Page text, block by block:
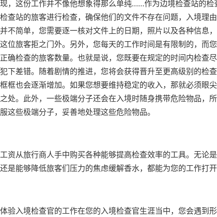
，这份工作并不像他想象得那么单纯……作为边境检查站的检
查站的旅客进行检查，确保他们的文件不存在问题，入境理
不简单，您需要逐一核对文件上的日期，照片以及各种信息
位旅客拒之门外。另外，您每天的工作时间是有限制的，而
确检查的旅客数量。也就是说，您既要在规定的时间内检查
下差错。随着剧情的推进，您将会获得晋升至更高级别的检
框也会逐渐增加。如果您想要维持稳定的收入，那就必须眼
处。此外，一些极端分子还会在入境时随身携带危险物品，
这些极端分子，妥善地处理这些危险物品。
资从旅行商人手中购买各种能够提高检查效率的工具。无论
是能够降低旅客们压力的焦虑缓解香水，都能为您的工作打
验入境检查官的工作在您的入境检查官生涯当中，您会遇到